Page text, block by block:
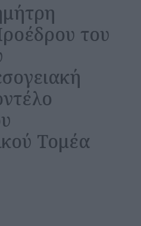
του
Τομέα